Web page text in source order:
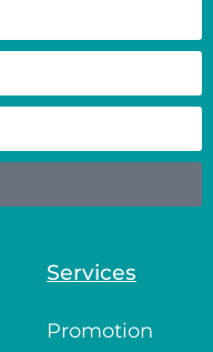
Services
Promotion